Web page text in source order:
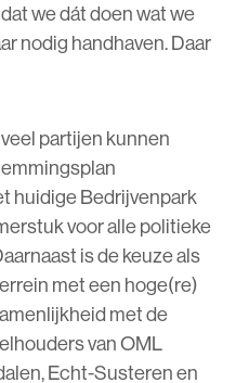
we dát doen wat we
nodig handhaven. Daar
partijen kunnen
huidige Bedrijvenpark
voor alle politieke
is de keuze als
met een hoge(re)
met de
van OML
Echt-Susteren en